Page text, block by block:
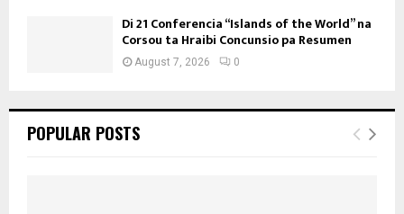
Di 21 Conferencia “Islands of the World” na
Corsou ta Hraibi Concunsio pa Resumen
August 7, 2026 0
POPULAR POSTS